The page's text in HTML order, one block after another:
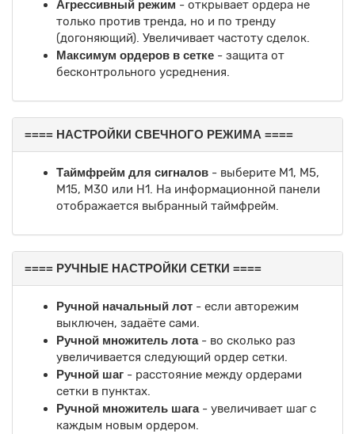
Агрессивный режим - открывает ордера не
только против тренда, но и по тренду
(догоняющий). Увеличивает частоту сделок.
Максимум ордеров в сетке - защита от
бесконтрольного усреднения.
==== НАСТРОЙКИ СВЕЧНОГО РЕЖИМА ====
Таймфрейм для сигналов - выберите M1, M5,
M15, M30 или H1. На информационной панели
отображается выбранный таймфрейм.
==== РУЧНЫЕ НАСТРОЙКИ СЕТКИ ====
Ручной начальный лот - если авторежим
выключен, задаёте сами.
Ручной множитель лота- во сколько раз
увеличивается следующий ордер сетки.
Ручной шаг - расстояние между ордерами
сетки в пунктах.
Ручной множитель шага- увеличивает шаг с
каждым новым ордером.